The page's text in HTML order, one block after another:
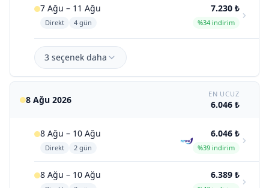
7 Ağu – 11 Ağu
Direkt 4 gün
7.230 ₺
%34 indirim
3 seçenek daha
8 Ağu 2026
EN UCUZ
6.046 ₺
8 Ağu – 10 Ağu
Direkt 2 gün
6.046 ₺
%39 indirim
8 Ağu – 10 Ağu 6.389 ₺